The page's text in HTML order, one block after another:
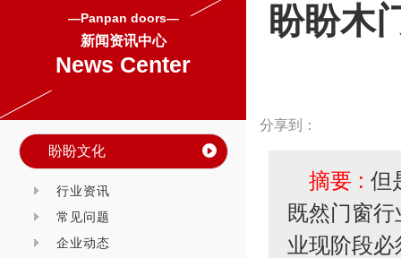
—Panpan doors—
新闻资讯中心
News Center
盼盼文化
行业资讯
常见问题
企业动态
盼盼木
分享到：
摘要 : 但
既然门窗
业现阶段